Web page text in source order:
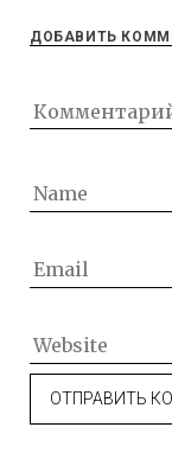
ДОБАВИТЬ